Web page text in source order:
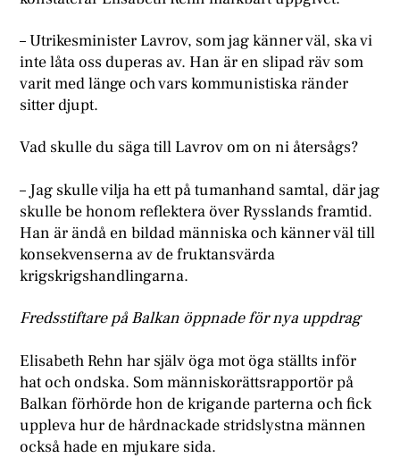
– Utrikesminister Lavrov, som jag känner väl, ska vi
inte låta oss duperas av. Han är en slipad räv som
varit med länge och vars kommunistiska ränder
sitter djupt.
Vad skulle du säga till Lavrov om on ni återsågs?
– Jag skulle vilja ha ett på tumanhand samtal, där jag
skulle be honom reflektera över Rysslands framtid.
Han är ändå en bildad människa och känner väl till
konsekvenserna av de fruktansvärda
krigskrigshandlingarna.
Fredsstiftare på Balkan öppnade för nya uppdrag
Elisabeth Rehn har själv öga mot öga ställts inför
hat och ondska. Som människorättsrapportör på
Balkan förhörde hon de krigande parterna och fick
uppleva hur de hårdnackade stridslystna männen
också hade en mjukare sida.